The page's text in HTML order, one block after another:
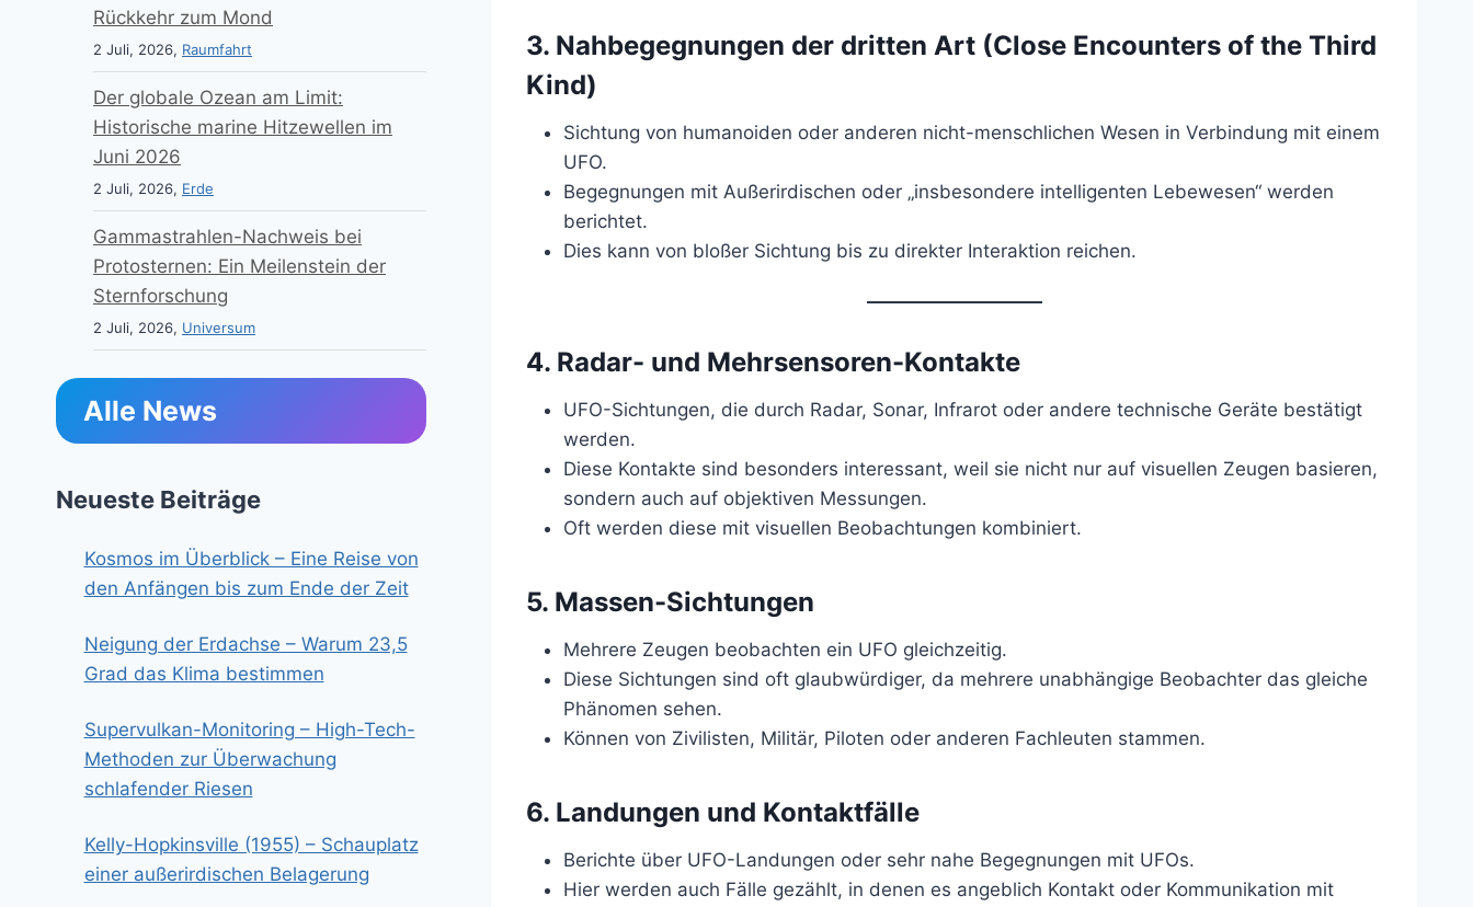
3. Nahbegegnungen der dritten Art (Close Encounters of the Third
Kind)
Sichtung von humanoiden oder anderen nicht-menschlichen Wesen in Verbindung mit einem
UFO.
Begegnungen mit Außerirdischen oder „insbesondere intelligenten Lebewesen“ werden
berichtet.
Dies kann von bloßer Sichtung bis zu direkter Interaktion reichen.
4. Radar- und Mehrsensoren-Kontakte
UFO-Sichtungen, die durch Radar, Sonar, Infrarot oder andere technische Geräte bestätigt
werden.
Diese Kontakte sind besonders interessant, weil sie nicht nur auf visuellen Zeugen basieren,
sondern auch auf objektiven Messungen.
Oft werden diese mit visuellen Beobachtungen kombiniert.
5. Massen-Sichtungen
Mehrere Zeugen beobachten ein UFO gleichzeitig.
Diese Sichtungen sind oft glaubwürdiger, da mehrere unabhängige Beobachter das gleiche
Phänomen sehen.
Können von Zivilisten, Militär, Piloten oder anderen Fachleuten stammen.
6. Landungen und Kontaktfälle
Berichte über UFO-Landungen oder sehr nahe Begegnungen mit UFOs.
Hier werden auch Fälle gezählt, in denen es angeblich Kontakt oder Kommunikation mit
Rückkehr zum Mond
2 Juli, 2026, Raumfahrt
Der globale Ozean am Limit:
Historische marine Hitzewellen im
Juni 2026
2 Juli, 2026, Erde
Gammastrahlen-Nachweis bei
Protosternen: Ein Meilenstein der
Sternforschung
2 Juli, 2026, Universum
Alle News
Neueste Beiträge
Kosmos im Überblick – Eine Reise von
den Anfängen bis zum Ende der Zeit
Neigung der Erdachse – Warum 23,5
Grad das Klima bestimmen
Supervulkan-Monitoring – High-Tech-
Methoden zur Überwachung
schlafender Riesen
Kelly-Hopkinsville (1955) – Schauplatz
einer außerirdischen Belagerung